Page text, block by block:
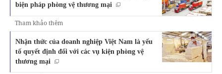
biện pháp phòng vệ thương mại
Tham khảo thêm
Nhận thức của doanh nghiệp Việt Nam là yếu
tố quyết định đối với các vụ kiện phòng vệ
thương mại